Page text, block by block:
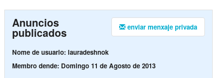
enviar menxaje privada
Anuncios
publicados
Nome de usuario: lauradeshnok
Membro dende: Domingo 11 de Agosto de 2013